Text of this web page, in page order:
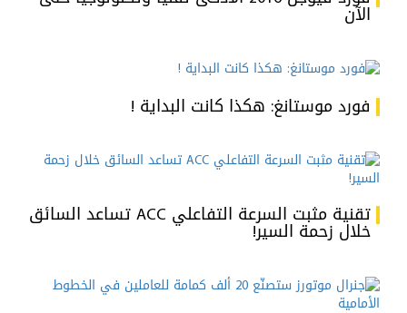
الآن
فورد موستانغ: هكذا كانت البداية !
تقنية مثبت السرعة التفاعلي ACC تساعد السائق
خلال زحمة السير!